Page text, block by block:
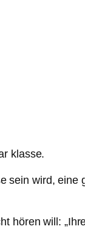
klasse.
sein wird, eine
hören will: